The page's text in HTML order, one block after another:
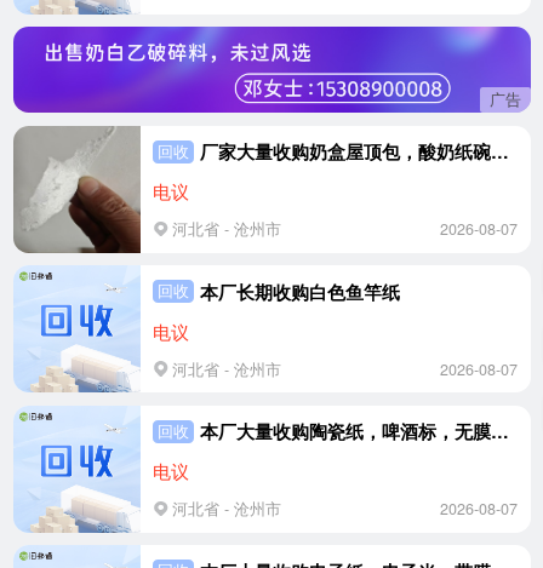
广告
回收 厂家大量收购奶盒屋顶包，酸奶纸碗，淋膜木浆纸
电议
河北省 - 沧州市 2026-08-07
回收 本厂长期收购白色鱼竿纸
电议
河北省 - 沧州市 2026-08-07
回收 本厂大量收购陶瓷纸，啤酒标，无膜皮革纸
电议
河北省 - 沧州市 2026-08-07